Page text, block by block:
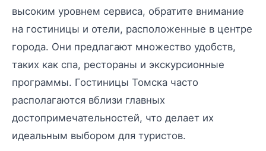
высоким уровнем сервиса, обратите внимание
на гостиницы и отели, расположенные в центре
города. Они предлагают множество удобств,
таких как спа, рестораны и экскурсионные
программы. Гостиницы Томска часто
располагаются вблизи главных
достопримечательностей, что делает их
идеальным выбором для туристов.